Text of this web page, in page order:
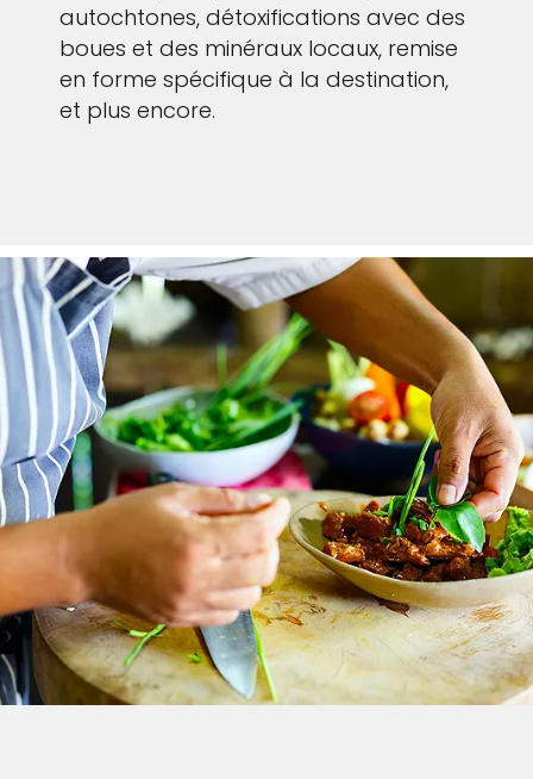
autochtones, détoxifications avec des
boues et des minéraux locaux, remise
en forme spécifique à la destination,
et plus encore.